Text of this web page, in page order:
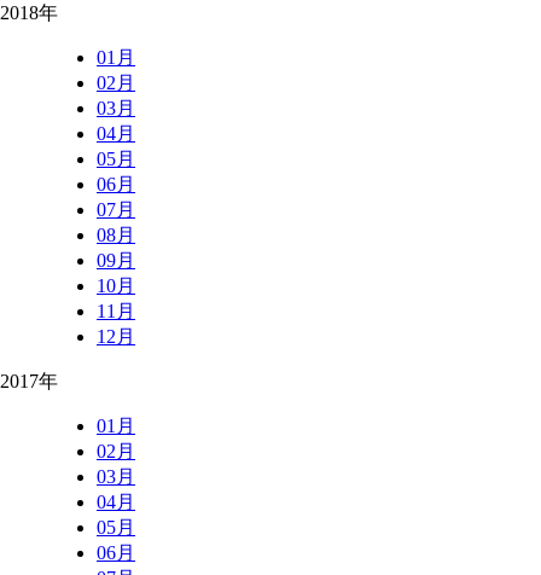
2018年
01月
02月
03月
04月
05月
06月
07月
08月
09月
10月
11月
12月
2017年
01月
02月
03月
04月
05月
06月